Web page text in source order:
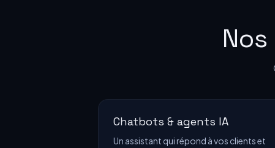
Chatbots & agents IA
Un assistant qui répond à vos clients et